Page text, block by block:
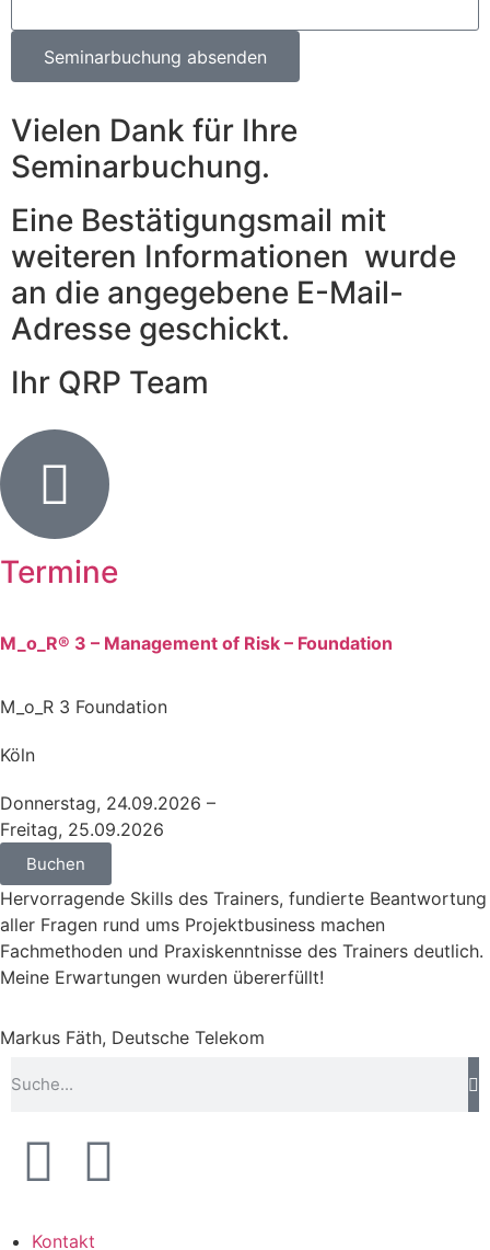
Seminarbuchung absenden
Vielen Dank für Ihre
Seminarbuchung.
Eine Bestätigungsmail mit
weiteren Informationen wurde
an die angegebene E-Mail-
Adresse geschickt.
Ihr QRP Team
Termine
M_o_R® 3 – Management of Risk – Foundation
M_o_R 3 Foundation
Köln
Donnerstag, 24.09.2026 –
Freitag, 25.09.2026
Buchen
Hervorragende Skills des Trainers, fundierte Beantwortung
aller Fragen rund ums Projektbusiness machen
Fachmethoden und Praxiskenntnisse des Trainers deutlich.
Meine Erwartungen wurden übererfüllt!
Markus Fäth, Deutsche Telekom
Kontakt